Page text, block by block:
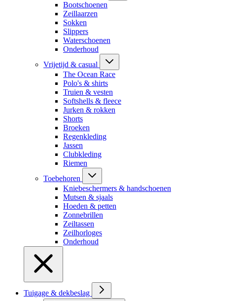
Bootschoenen
Zeillaarzen
Sokken
Slippers
Waterschoenen
Onderhoud
Vrijetijd & casual
The Ocean Race
Polo's & shirts
Truien & vesten
Softshells & fleece
Jurken & rokken
Shorts
Broeken
Regenkleding
Jassen
Clubkleding
Riemen
Toebehoren
Kniebeschermers & handschoenen
Mutsen & sjaals
Hoeden & petten
Zonnebrillen
Zeiltassen
Zeilhorloges
Onderhoud
Tuigage & dekbeslag